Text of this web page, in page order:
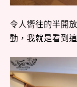
令人嚮往的半開
動，我就是看到